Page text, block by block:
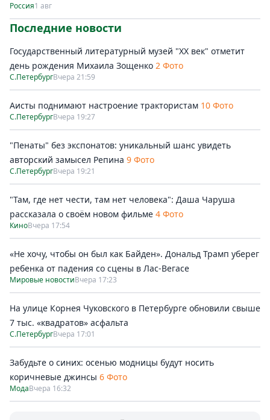
Россия1 авг
Последние новости
Государственный литературный музей "ХХ век" отметит
день рождения Михаила Зощенко 2 Фото
С.ПетербургВчера 21:59
Аисты поднимают настроение трактористам 10 Фото
С.ПетербургВчера 19:27
"Пенаты" без экспонатов: уникальный шанс увидеть
авторский замысел Репина 9 Фото
С.ПетербургВчера 19:21
"Там, где нет чести, там нет человека": Даша Чаруша
рассказала о своём новом фильме 4 Фото
КиноВчера 17:54
«Не хочу, чтобы он был как Байден». Дональд Трамп уберег
ребенка от падения со сцены в Лас-Вегасе
Мировые новостиВчера 17:23
На улице Корнея Чуковского в Петербурге обновили свыше
7 тыс. «квадратов» асфальта
С.ПетербургВчера 17:01
Забудьте о синих: осенью модницы будут носить
коричневые джинсы 6 Фото
МодаВчера 16:32